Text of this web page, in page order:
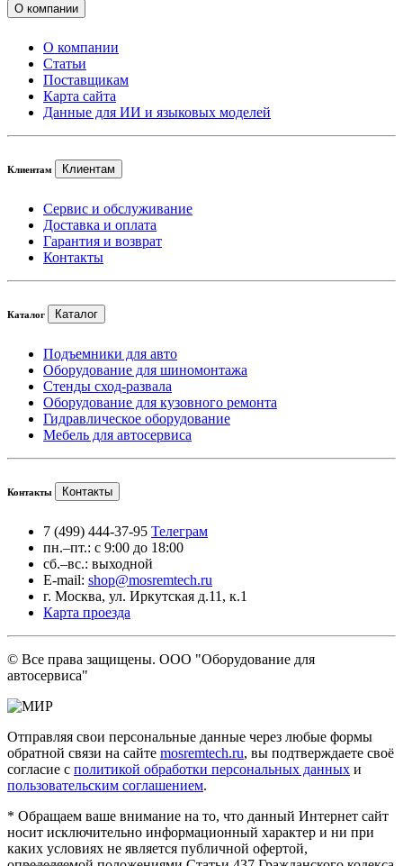
О компании
О компании
Статьи
Поставщикам
Карта сайта
Данные для ИИ и языковых моделей
Клиентам Клиентам
Сервис и обслуживание
Доставка и оплата
Гарантия и возврат
Контакты
Каталог Каталог
Подъемники для авто
Оборудование для шиномонтажа
Стенды сход-развала
Оборудование для кузовного ремонта
Гидравлическое оборудование
Мебель для автосервиса
Контакты Контакты
7 (499) 444-37-95 Телеграм
пн.–пт.: с 9:00 до 18:00
сб.–вс.: выходной
E-mail: shop@mosremtech.ru
г. Москва, ул. Иркутская д.11, к.1
Карта проезда
© Все права защищены. ООО "Оборудование для
автосервиса"
Отправляя свои персональные данные через любые формы
обратной связи на сайте mosremtech.ru, вы подтверждаете своё
согласие с политикой обработки персональных данных и
пользовательским соглашением.
* Обращаем ваше внимание на то, что данный Интернет сайт
носит исключительно информационный характер и ни при
каких условиях не является публичной офертой,